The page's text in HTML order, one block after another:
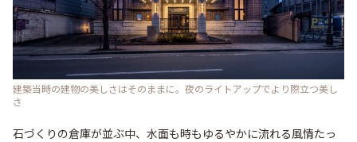
建築当時の建物の美しさはそのままに。夜のライトアップでより際立つ美し
さ
石づくりの倉庫が並ぶ中、水面も時もゆるやかに流れる風情たっ